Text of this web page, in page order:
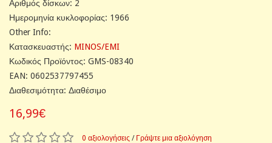
Αριθμός δίσκων: 2
Ημερομηνία κυκλοφορίας: 1966
Other Info:
Κατασκευαστής: MINOS/EMI
Κωδικός Προϊόντος: GMS-08340
EAN: 0602537797455
Διαθεσιμότητα: Διαθέσιμο
16,99€
0 αξιολογήσεις / Γράψτε μια αξιολόγηση